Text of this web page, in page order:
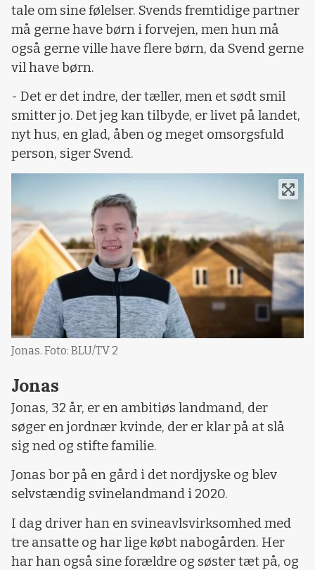
tale om sine følelser. Svends fremtidige partner
må gerne have børn i forvejen, men hun må
også gerne ville have flere børn, da Svend gerne
vil have børn.
- Det er det indre, der tæller, men et sødt smil
smitter jo. Det jeg kan tilbyde, er livet på landet,
nyt hus, en glad, åben og meget omsorgsfuld
person, siger Svend.
Jonas. Foto: BLU/TV 2
Jonas
Jonas, 32 år, er en ambitiøs landmand, der
søger en jordnær kvinde, der er klar på at slå
sig ned og stifte familie.
Jonas bor på en gård i det nordjyske og blev
selvstændig svinelandmand i 2020.
I dag driver han en svineavlsvirksomhed med
tre ansatte og har lige købt nabogården. Her
har han også sine forældre og søster tæt på, og